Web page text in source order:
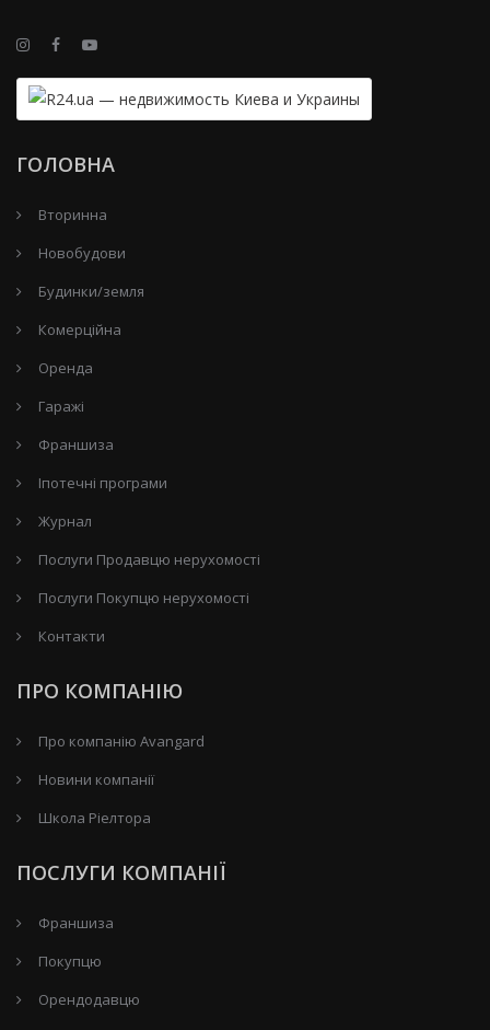
ГОЛОВНА
Вторинна
Новобудови
Будинки/земля
Комерційна
Оренда
Гаражі
Франшиза
Іпотечні програми
Журнал
Послуги Продавцю нерухомості
Послуги Покупцю нерухомості
Контакти
ПРО КОМПАНІЮ
Про компанію Avangard
Новини компанії
Школа Ріелтора
ПОСЛУГИ КОМПАНІЇ
Франшиза
Покупцю
Орендодавцю